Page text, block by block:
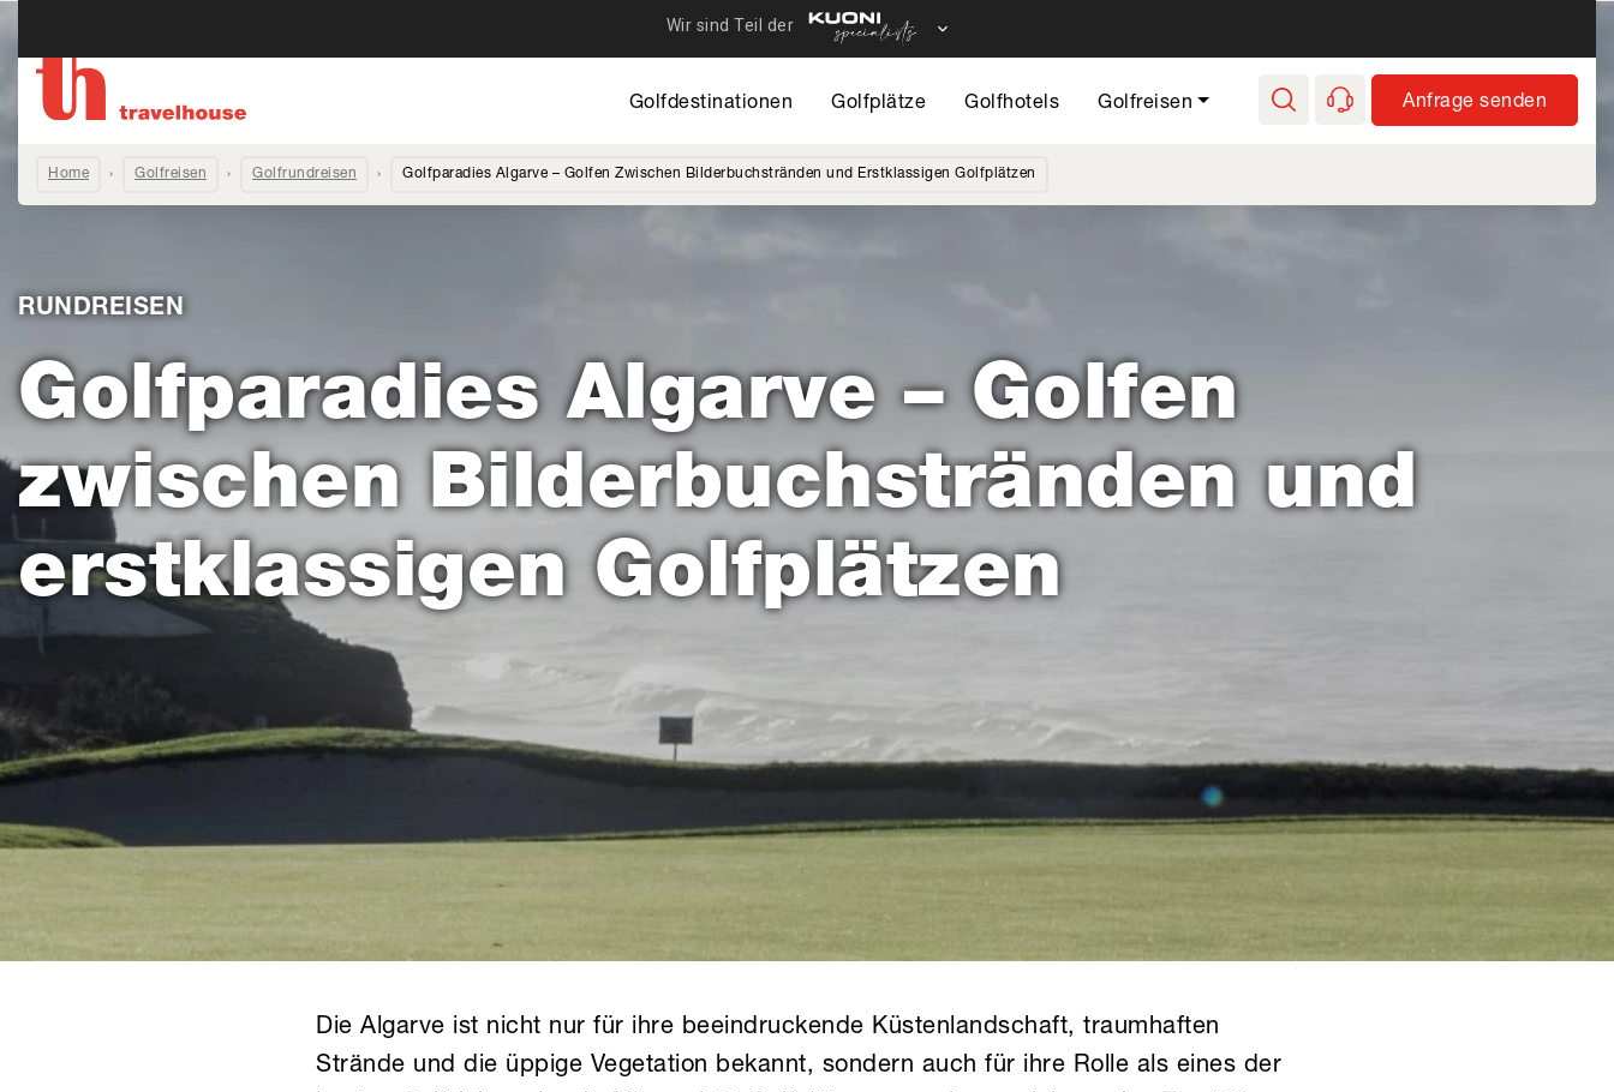
Direkt
zum
Inhalt
12 - Travelhouse Golf -
Golfdestinationen Golfplätze Golfhotels Golfreisen Anfrage senden
Home Golfreisen Golfrundreisen Golfparadies Algarve – Golfen Zwischen Bilderbuchstränden und Erstklassigen Golfplätzen
RUNDREISEN
Golfparadies Algarve – Golfen
zwischen Bilderbuchstränden und
erstklassigen Golfplätzen
Die Algarve ist nicht nur für ihre beeindruckende Küstenlandschaft, traumhaften
Strände und die üppige Vegetation bekannt, sondern auch für ihre Rolle als eines der